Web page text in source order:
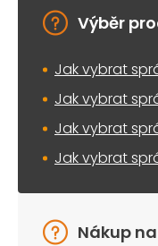
Výběr
Jak vybrat
Jak vybrat
Jak vybrat
Jak vybrat
Nákup